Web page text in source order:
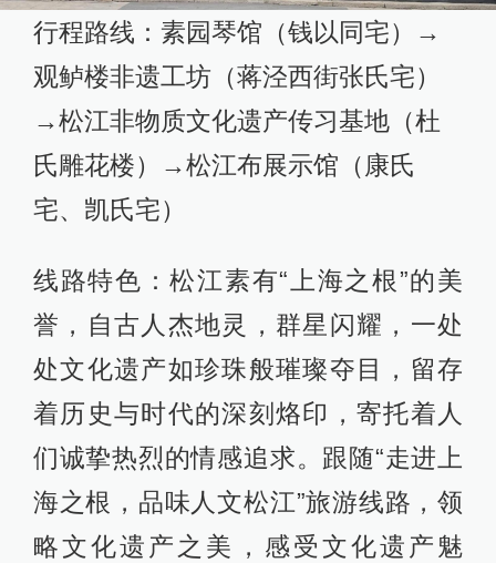
行程路线：素园琴馆（钱以同宅）→
观鲈楼非遗工坊（蒋泾西街张氏宅）
→松江非物质文化遗产传习基地（杜
氏雕花楼）→松江布展示馆（康氏
宅、凯氏宅）
线路特色：松江素有“上海之根”的美
誉，自古人杰地灵，群星闪耀，一处
处文化遗产如珍珠般璀璨夺目，留存
着历史与时代的深刻烙印，寄托着人
们诚挚热烈的情感追求。跟随“走进上
海之根，品味人文松江”旅游线路，领
略文化遗产之美，感受文化遗产魅